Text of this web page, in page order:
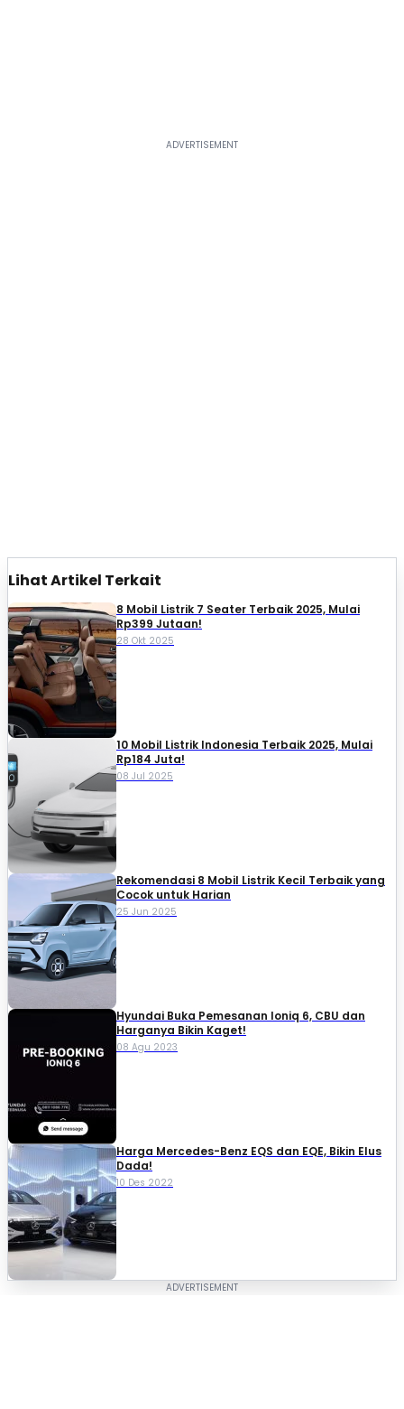
Lihat Artikel Terkait
8 Mobil Listrik 7 Seater Terbaik 2025, Mulai
Rp399 Jutaan!
28 Okt 2025
10 Mobil Listrik Indonesia Terbaik 2025, Mulai
Rp184 Juta!
08 Jul 2025
Rekomendasi 8 Mobil Listrik Kecil Terbaik yang
Cocok untuk Harian
25 Jun 2025
Hyundai Buka Pemesanan Ioniq 6, CBU dan
Harganya Bikin Kaget!
08 Agu 2023
Harga Mercedes-Benz EQS dan EQE, Bikin Elus
Dada!
10 Des 2022